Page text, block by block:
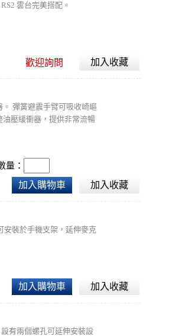
雲台完美搭配。
歡迎詢問 加入收藏
。 彈簧避震手臂可吸收崎嶇
壓緩衝器，提供非常流暢
量：
加入購物車 加入收藏
安裝於手機支架，延伸麥克
加入購物車 加入收藏
有兩個螺孔可延伸安裝設